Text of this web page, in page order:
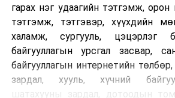
гарах нэг удаагийн тэтгэмж, орон
тэтгэмж, тэтгэвэр, хүүхдийн
халамж, сургууль, цэцэрлэг
байгууллагын урсгал засвар,
байгууллагын интернетийн
зардал, хууль, хүчний